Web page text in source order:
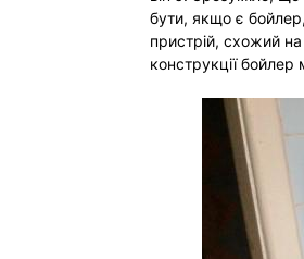
бути, якщо є
пристрій, схожий
конструкції